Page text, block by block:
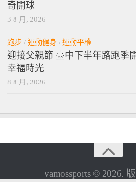
奇開球
3 8 月, 2026
跑步 / 運動健身 / 運動平權
迎接父親節 臺中下半年路跑季
幸福時光
8 8 月, 2026
vamossports © 2026.